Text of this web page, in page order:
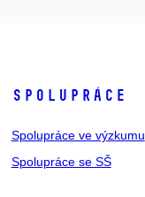
Spolupráce
Spolupráce ve výzkumu
Spolupráce se SŠ